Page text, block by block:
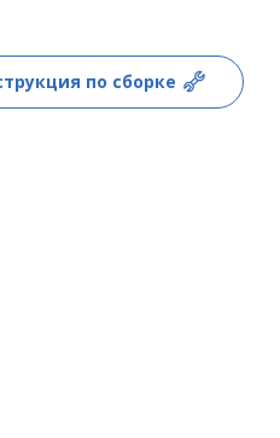
по сборке